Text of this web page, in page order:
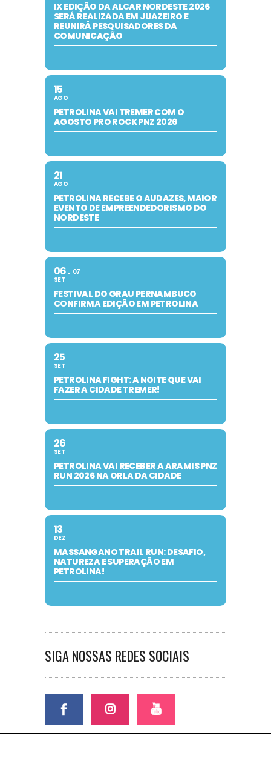
IX EDIÇÃO DA ALCAR NORDESTE 2026
SERÁ REALIZADA EM JUAZEIRO E
REUNIRÁ PESQUISADORES DA
COMUNICAÇÃO
15
AGO
PETROLINA VAI TREMER COM O
AGOSTO PRO ROCK PNZ 2026
21
AGO
PETROLINA RECEBE O AUDAZES, MAIOR
EVENTO DE EMPREENDEDORISMO DO
NORDESTE
06
SET
07
FESTIVAL DO GRAU PERNAMBUCO
CONFIRMA EDIÇÃO EM PETROLINA
25
SET
PETROLINA FIGHT: A NOITE QUE VAI
FAZER A CIDADE TREMER!
26
SET
PETROLINA VAI RECEBER A ARAMIS PNZ
RUN 2026 NA ORLA DA CIDADE
13
DEZ
MASSANGANO TRAIL RUN: DESAFIO,
NATUREZA E SUPERAÇÃO EM
PETROLINA!
SIGA NOSSAS REDES SOCIAIS